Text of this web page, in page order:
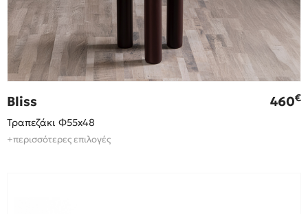
Bliss 460€
Τραπεζάκι Φ55x48
+περισσότερες επιλογές